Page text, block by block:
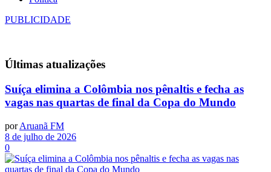
PUBLICIDADE
Últimas atualizações
Suíça elimina a Colômbia nos pênaltis e fecha as
vagas nas quartas de final da Copa do Mundo
por Aruanã FM
8 de julho de 2026
0